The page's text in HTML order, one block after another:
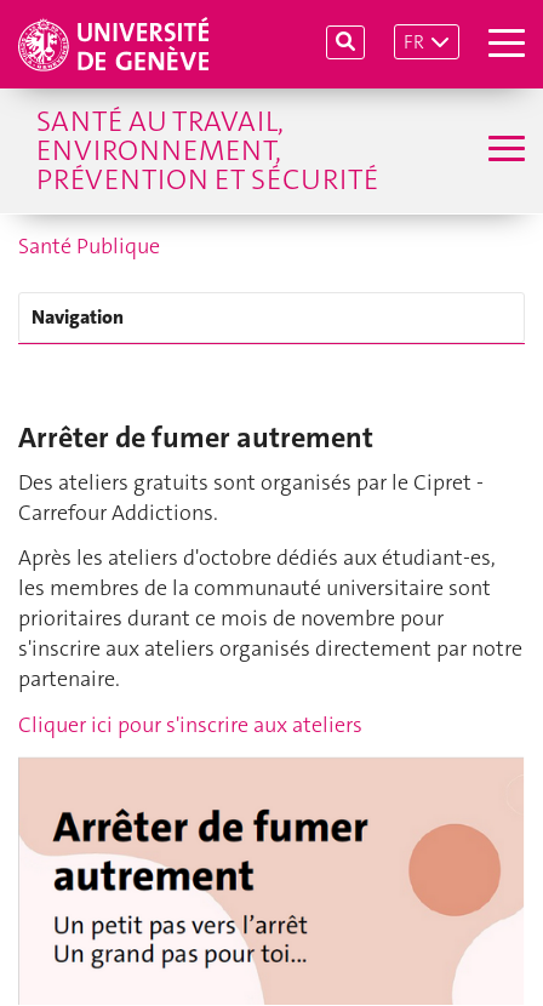
FR
SANTÉ AU TRAVAIL,
ENVIRONNEMENT,
PRÉVENTION ET SÉCURITÉ
Santé Publique
Navigation
Arrêter de fumer autrement
Des ateliers gratuits sont organisés par le Cipret -
Carrefour Addictions.
Après les ateliers d'octobre dédiés aux étudiant-es,
les membres de la communauté universitaire sont
prioritaires durant ce mois de novembre pour
s'inscrire aux ateliers organisés directement par notre
partenaire.
Cliquer ici pour s'inscrire aux ateliers